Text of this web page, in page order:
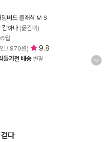
밍버드 클래식 M 6
김하나(옮긴이)
월
/ 870원) 9.8
들기전 배송 변경
다